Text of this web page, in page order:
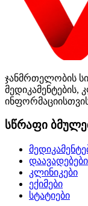
ჯანმრთელობის
მედიკამენტების,
სწრაფი
დაავადებები
კლინიკები
ექიმები
სტატიები